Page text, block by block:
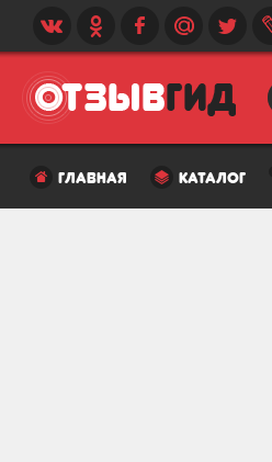
главная каталог